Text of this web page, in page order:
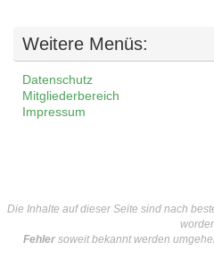
Weitere Menüs:
Datenschutz
Mitgliederbereich
Impressum
Die Inhalte auf dieser Seite sind nach
Fehler soweit bekannt werden